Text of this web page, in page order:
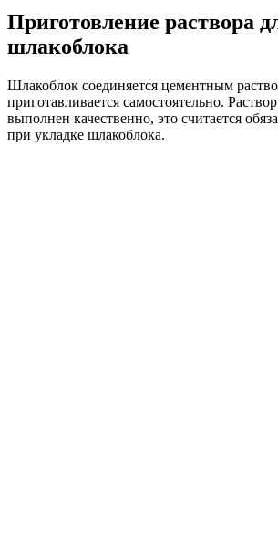
Приготовление раствора
шлакоблока
Шлакоблок соединяется цементным
приготавливается самостоятельно.
выполнен качественно, это считается
при укладке шлакоблока.